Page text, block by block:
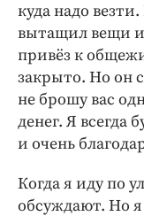
куда надо
вытащил вещи и
привёз к
закрыто. Но он
не брошу вас
денег. Я всегда
и очень
Когда я иду по
обсуждают. Но